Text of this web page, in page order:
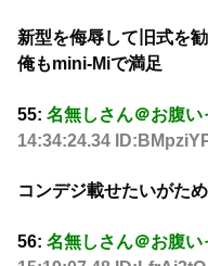
新型を侮辱して旧式を
俺もmini-Miで満足
55: 名無しさん＠お腹い
14:34:24.34
コンデジ載せたいがた
56: 名無しさん＠お腹い